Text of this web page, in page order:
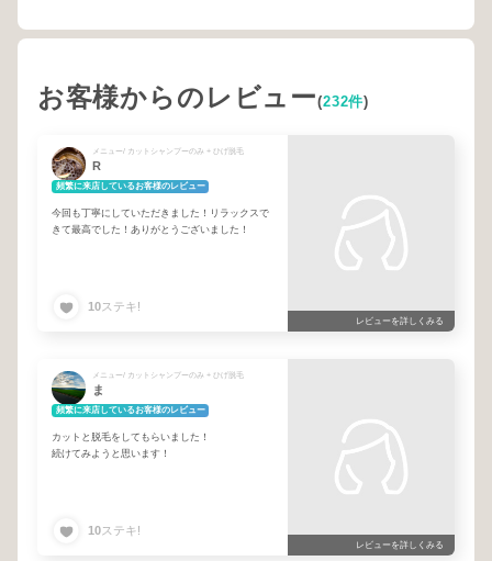
お客様からのレビュー(232件)
メニュー/ カットシャンプーのみ + ひげ脱毛
R
頻繁に来店しているお客様のレビュー
今回も丁寧にしていただきました！リラックスで
きて最高でした！ありがとうございました！
10ステキ!
レビューを詳しくみる
メニュー/ カットシャンプーのみ + ひげ脱毛
ま
頻繁に来店しているお客様のレビュー
カットと脱毛をしてもらいました！
続けてみようと思います！
10ステキ!
レビューを詳しくみる